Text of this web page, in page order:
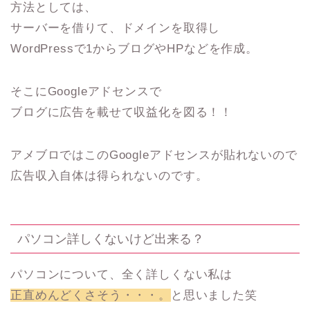
方法としては、
サーバーを借りて、ドメインを取得し
WordPressで1からブログやHPなどを作成。
そこにGoogleアドセンスで
ブログに広告を載せて収益化を図る！！
アメブロではこのGoogleアドセンスが貼れないので
広告収入自体は得られないのです。
パソコン詳しくないけど出来る？
パソコンについて、全く詳しくない私は
正直めんどくさそう・・・。
と思いました笑